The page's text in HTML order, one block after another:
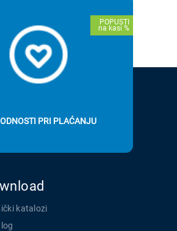
PRI PLAĆANJU
katalozi